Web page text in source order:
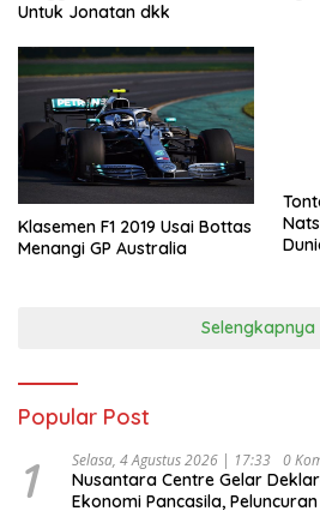
Untuk Jonatan dkk
Klasemen F1 2019 Usai Bottas
Menangi GP Australia
Selengkapnya
Popular Post
1 Selasa, 4 Agustus 2026 | 17:33 0
Nusantara Centre Gelar
Ekonomi Pancasila,